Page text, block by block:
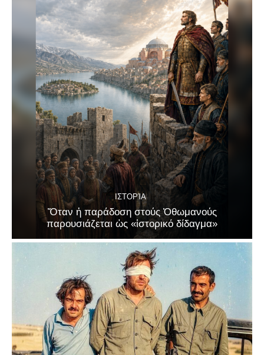
ΙΣΤΟΡΊΑ
Ὅταν ἡ παράδοση στούς Ὀθωμανούς
παρουσιάζεται ὡς «ἱστορικό δίδαγμα»